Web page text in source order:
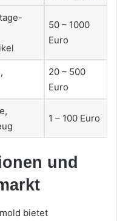
50 – 1000
Euro
20 – 500
Euro
1 – 100 Euro
und
bietet